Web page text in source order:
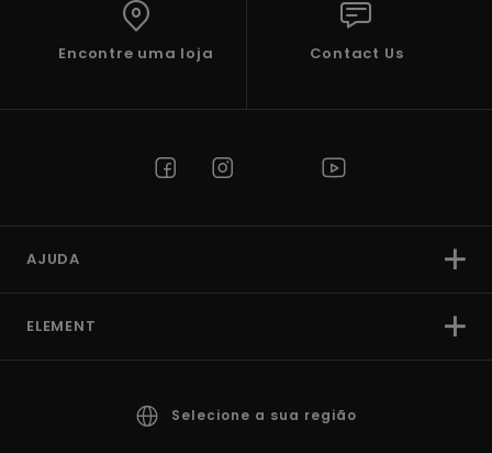
Encontre uma loja Contact Us
AJUDA
ELEMENT
Selecione a sua região